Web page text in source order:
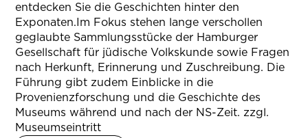
entdecken Sie die Geschichten hinter den
Exponaten.Im Fokus stehen lange verschollen
geglaubte Sammlungsstücke der Hamburger
Gesellschaft für jüdische Volkskunde sowie Fragen
nach Herkunft, Erinnerung und Zuschreibung. Die
Führung gibt zudem Einblicke in die
Provenienzforschung und die Geschichte des
Museums während und nach der NS-Zeit. zzgl.
Museumseintritt